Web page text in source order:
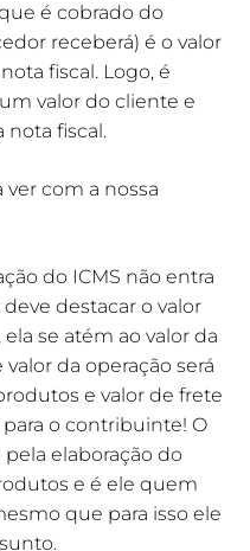
é cobrado do
receberá) é o valor
fiscal. Logo, é
valor do cliente e
fiscal.
com a nossa
do ICMS não entra
destacar o valor
se atém ao valor da
da operação será
e valor de frete
o contribuinte! O
elaboração do
e é ele quem
que para isso ele